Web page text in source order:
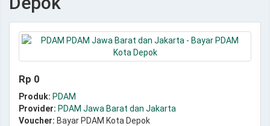
Rp 0
Produk: PDAM
Provider: PDAM Jawa Barat dan Jakarta
Voucher: Bayar PDAM Kota Depok